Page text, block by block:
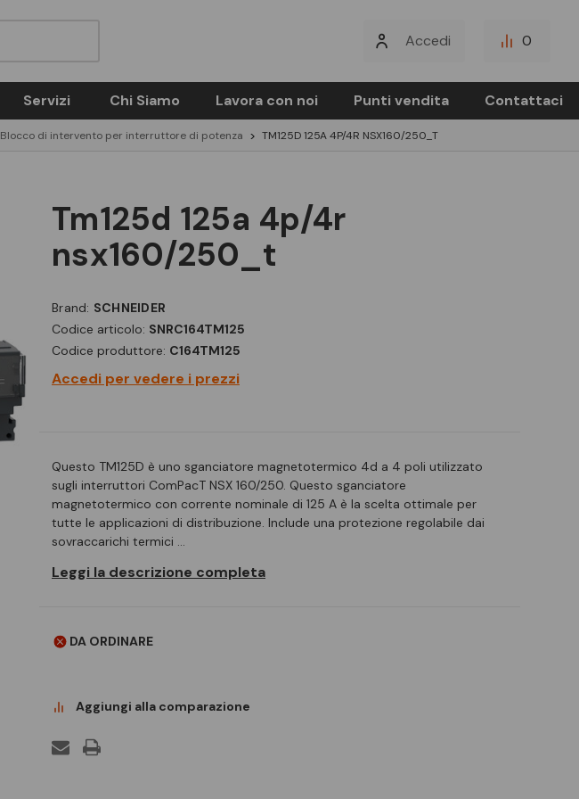
Accedi 0
Servizi Chi Siamo Lavora con noi Punti vendita Contattaci
Blocco di intervento per interruttore di potenza TM125D 125A 4P/4R NSX160/250_T
tm125d 125a 4p/4r
nsx160/250_t
Brand: SCHNEIDER
Codice articolo: SNRC164TM125
Codice produttore: C164TM125
Accedi per vedere i prezzi
Questo TM125D è uno sganciatore magnetotermico 4d a 4 poli utilizzato
sugli interruttori ComPacT NSX 160/250. Questo sganciatore
magnetotermico con corrente nominale di 125 A è la scelta ottimale per
tutte le applicazioni di distribuzione. Include una protezione regolabile dai
sovraccarichi termici …
Leggi la descrizione completa
DA ORDINARE
Aggiungi alla comparazione